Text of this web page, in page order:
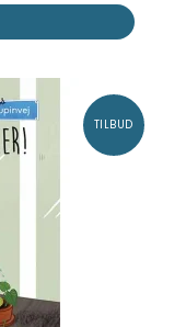
TILBUD